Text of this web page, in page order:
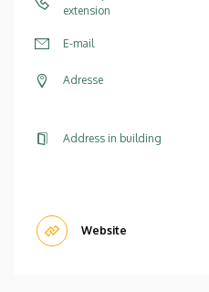
extension
E-mail
Adresse
Address in building
Website